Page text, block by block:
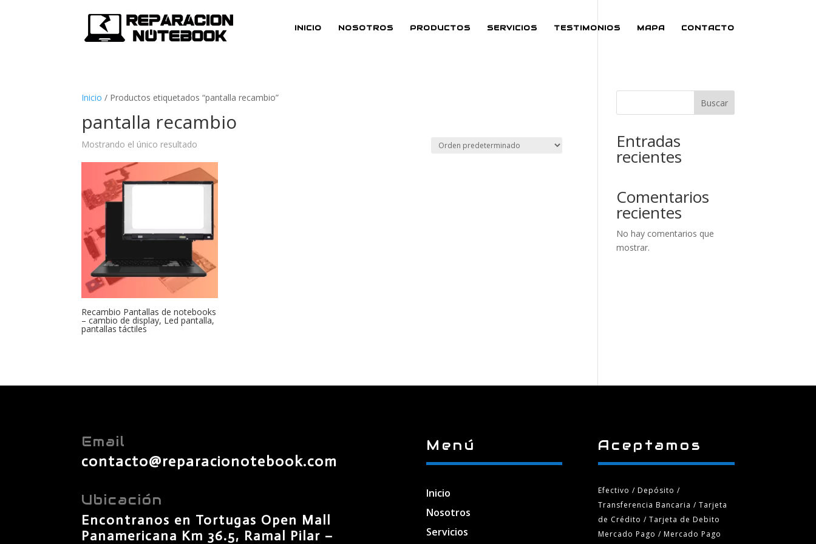
INICIO NOSOTROS PRODUCTOS SERVICIOS TESTIMONIOS MAPA CONTACTO
Inicio / Productos etiquetados “pantalla recambio”
pantalla recambio
Mostrando el único resultado
Recambio Pantallas de notebooks
– cambio de display, Led pantalla,
pantallas táctiles
Buscar
Entradas
recientes
Comentarios
recientes
No hay comentarios que
mostrar.
Email
contacto@reparacionotebook.com
Ubicación
Encontranos en Tortugas Open Mall
Panamericana Km 36.5, Ramal Pilar –
Menú
Inicio
Nosotros
Servicios
Aceptamos
Efectivo / Depósito /
Transferencia Bancaria/ Tarjeta
de Crédito / Tarjeta de Debito
Mercado Pago / Mercado Pago